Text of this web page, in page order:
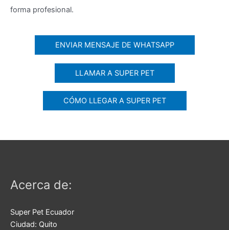
forma profesional.
ENVIAR MENSAJE DE WHATSAPP
LLAMAR A SUPER PET
CÓMO LLEGAR A SUPER PET
Acerca de:
Super Pet Ecuador
Ciudad: Quito